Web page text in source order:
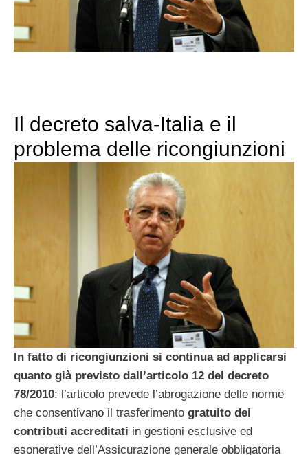
Il decreto salva-Italia e il
problema delle ricongiunzioni
In fatto di ricongiunzioni si continua ad applicarsi
quanto già previsto dall’articolo 12 del decreto
78/2010: l’articolo prevede l’abrogazione delle norme
che consentivano il trasferimento gratuito dei
contributi accreditati in gestioni esclusive ed
esonerative dell’Assicurazione generale obbligatoria